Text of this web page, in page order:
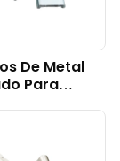
De Metal
Para